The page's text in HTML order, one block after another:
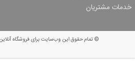
ثبت سفارش
شرایط ارسال سفارش
شیوه پرداخت
تخفیف‌های خرید
خدمات مشتریان
© تمام حقوق این وب‌سایت برای فروشگاه